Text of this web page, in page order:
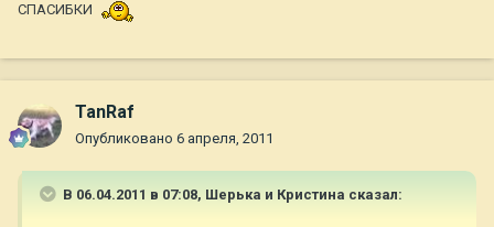
СПАСИБКИ
TanRaf
Опубликовано 6 апреля, 2011
В 06.04.2011 в 07:08, Шерька и Кристина сказал: